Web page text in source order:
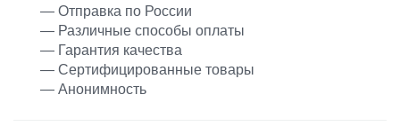
— Отправка по России
— Различные способы оплаты
— Гарантия качества
— Сертифицированные товары
— Анонимность